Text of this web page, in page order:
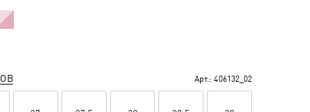
Арт.: 406132_02